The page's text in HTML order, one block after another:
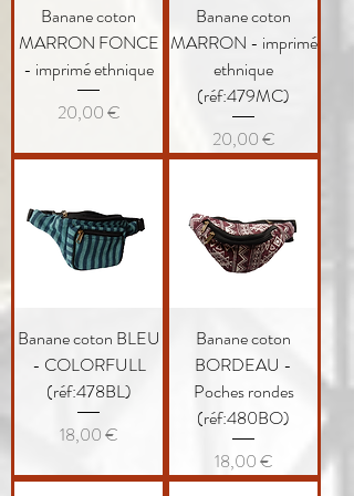
Banane coton
MARRON FONCE
- imprimé ethnique
Prix
20,00 €
Banane coton
MARRON - imprimé
ethnique
(réf:479MC)
Prix
20,00 €
Banane coton BLEU
- COLORFULL
(réf:478BL)
Prix
18,00 €
Banane coton
BORDEAU -
Poches rondes
(réf:480BO)
Prix
18,00 €